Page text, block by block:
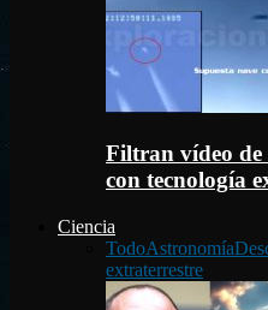
Filtran vídeo de
con tecnología
Ciencia
TodoAstronomía
extraterrestre